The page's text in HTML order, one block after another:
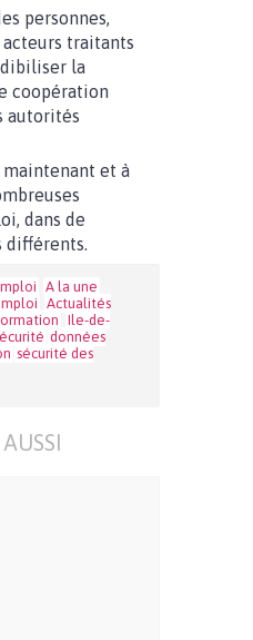
personnes,
traitants
la
coopération
autorités
et à
dans de
différents.
A la une
Actualités
Ile-de-
données
sécurité des